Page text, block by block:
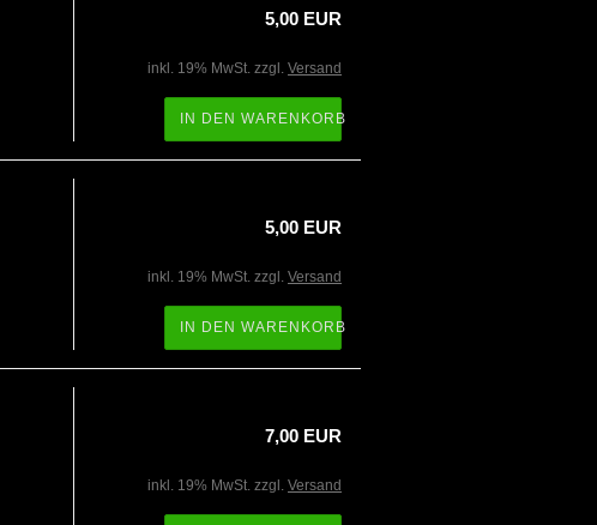
5,00 EUR
inkl. 19% MwSt. zzgl. Versand
IN DEN WARENKORB
5,00 EUR
inkl. 19% MwSt. zzgl. Versand
IN DEN WARENKORB
7,00 EUR
inkl. 19% MwSt. zzgl. Versand